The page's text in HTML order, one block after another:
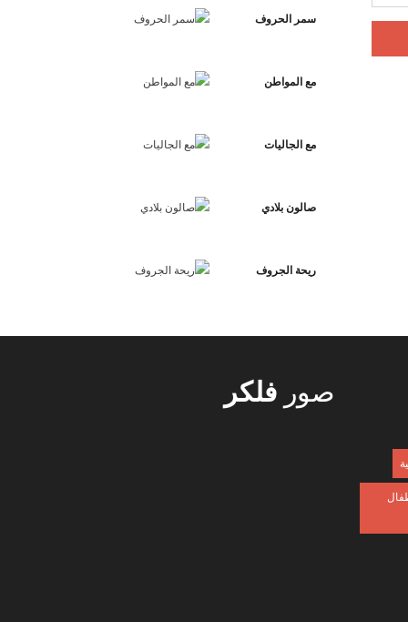
سمر الحروف
مع المواطن
مع الجاليات
صالون بلادي
ريحة الجروف
صور فلكر